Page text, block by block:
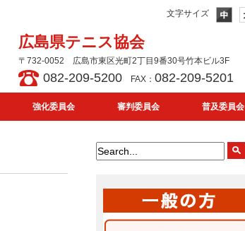
文字サイズ
広島県テニス協会
〒732-0052 広島市東区光町2丁目9番30号竹本ビル3F
082-209-5200 FAX： 082-209-5201
強化委員会 審判委員会 普及委員会